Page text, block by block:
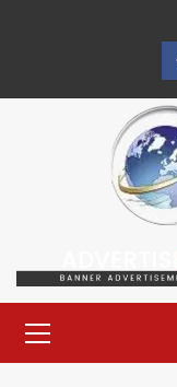
Menu